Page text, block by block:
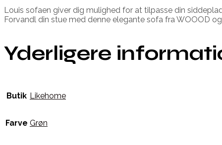
Louis sofaen giver dig mulighed for at tilpasse din
Forvandl din stue med denne elegante sofa fra WOOOD
Yderligere
Butik Likehome
Farve Grøn